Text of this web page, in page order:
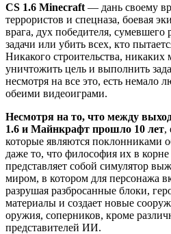
CS 1.6 Minecraft — дань своему
террористов и спецназа, боевая
врага, дух победителя,
задачи или убить всех, кто
Никакого строительства,
уничтожить цель и выполнить
несмотря на все это, есть немало
обеими видеоиграми.
Несмотря на то, что между
1.6 и Майнкрафт прошло 10 лет,
которые являются поклонниками
даже то, что философия их в
представляет собой симулятор
миром, в котором для персонажа
разрушая разбросанные блоки,
материалы и создает новые
оружия, соперников, кроме
представителей ИИ.